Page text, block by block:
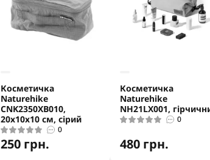
Косметичка
Naturehike
CNK2350XB010,
20х10х10 см, сірий
0
250 грн.
Косметичка
Naturehike
NH21LX001,
0
480 грн.